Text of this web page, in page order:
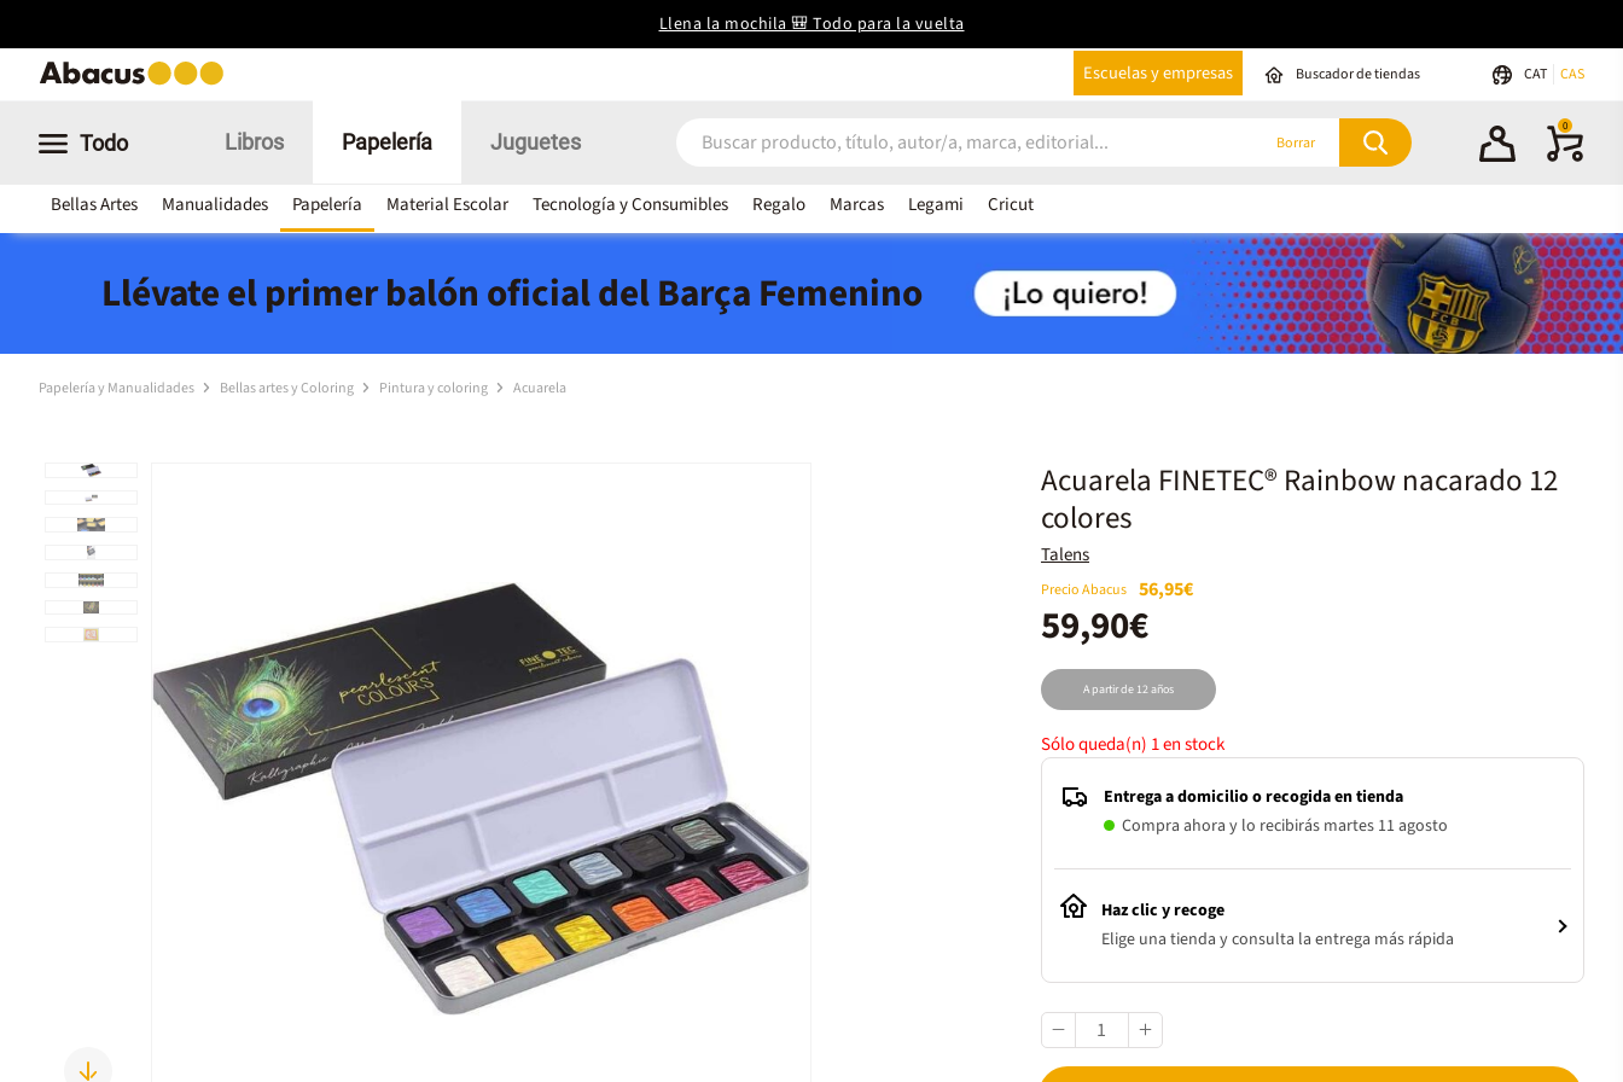
Llena la mochila 🎒 Todo para la vuelta
Escuelas y empresas Buscador de tiendas CAT CAS
Todo Libros Papelería
Bellas Artes Manualidades Papelería Material Escolar Tecnología y Consumibles Regalo Marcas Legami Cricut
Juguetes Borrar
0
Llévate el primer balón oficial del Barça Femenino
Papelería y Manualidades Bellas artes y Coloring Pintura y coloring Acuarela
Acuarela FINETEC® Rainbow nacarado 12
colores
Talens
Precio Abacus 56,95€
59,90€
A partir de 12 años
Sólo queda(n) 1en stock
Entrega a domicilio o recogida en tienda
Compra ahora y lo recibirás martes 11 agosto
Haz clic y recoge
Elige una tienda y consulta la entrega más rápida